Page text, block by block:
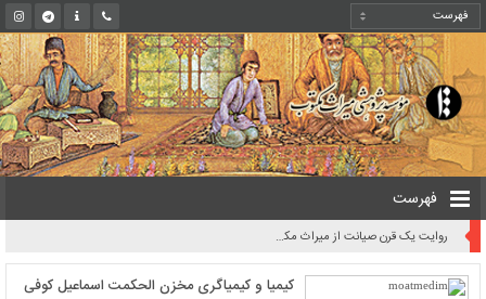
فهرست
روایت یک قرن صیانت از میراث مکتوب ایران به بیان معاون کتابخانه ملی
کیمیا و کیمیاگری مخزن الحکمت اسماعیل کوفی